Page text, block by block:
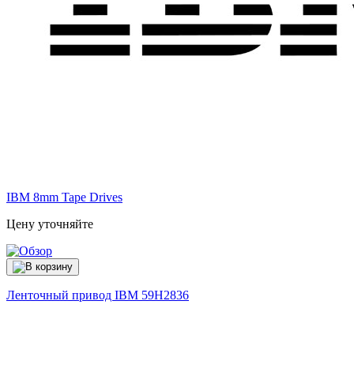
IBM 8mm Tape Drives
Цену уточняйте
Ленточный привод IBM 59H2836